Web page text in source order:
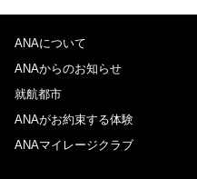
ANAについて
ANAからのお知らせ
就航都市
ANAがお約束する体験
ANAマイレージクラブ